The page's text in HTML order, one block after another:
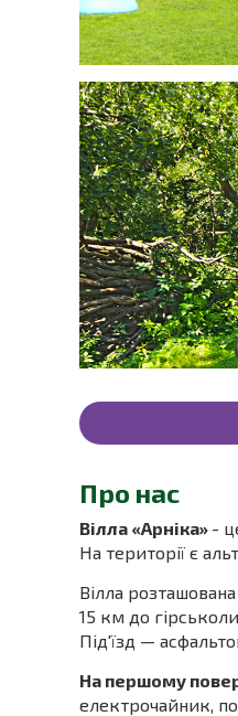
Про нас
Вілла «Арніка» -
На території є
Вілла
15 км до
Під'їзд —
На першому
електрочайник,